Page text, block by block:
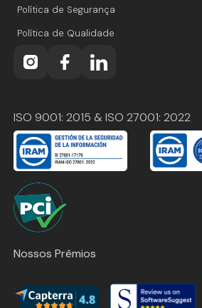
Política de Segurança
Política de Qualidade
ISO 9001: 2015 & ISO 27001: 2022
Nossos Prêmios